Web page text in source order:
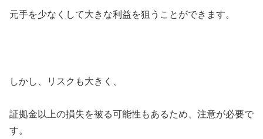
元手を少なくして大きな利益を狙うことができます。
しかし、リスクも大きく、
証拠金以上の損失を被る可能性もあるため、注意が必要で
す。